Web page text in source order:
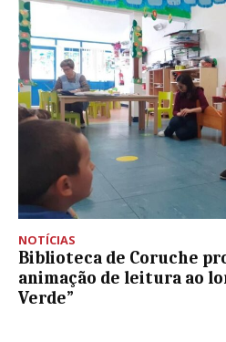
NOTÍCIAS
Biblioteca de Coruche
animação de leitura ao
Verde”